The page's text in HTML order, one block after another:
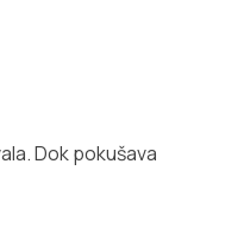
Dok pokušava